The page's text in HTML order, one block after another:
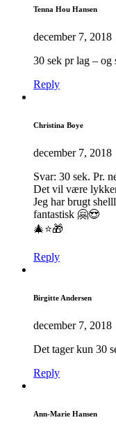
Tenna Hou Hansen
december 7, 2018
30 sek pr lag – og
Reply
Christina Boye
december 7, 2018
Svar: 30 sek. Pr.
Det vil være
Jeg har brugt
fantastisk 🤗😍
🎄⭐️🎁
Reply
Birgitte Andersen
december 7, 2018
Det tager kun 30
Reply
Ann-Marie Hansen